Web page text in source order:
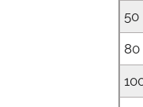
50
80